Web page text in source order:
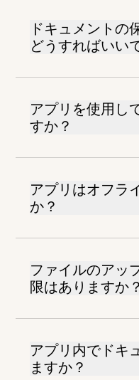
ドキュメントの
どうすればいい
アプリを使用し
すか？
アプリはオフラ
か？
ファイルのアッ
限はありますか？
アプリ内でドキ
ますか？